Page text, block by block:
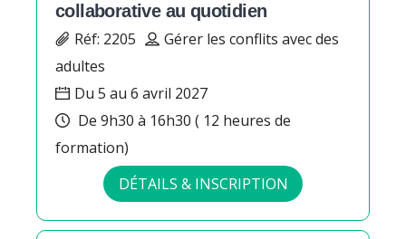
collaborative au quotidien
Réf: 2205
Gérer les conflits avec des
adultes
Du 5 au 6 avril 2027
De 9h30 à 16h30 ( 12 heures de
formation)
DÉTAILS & INSCRIPTION